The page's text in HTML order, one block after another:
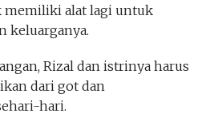
memiliki alat lagi untuk
keluarganya.
Rizal dan istrinya harus
dari got dan
hari.